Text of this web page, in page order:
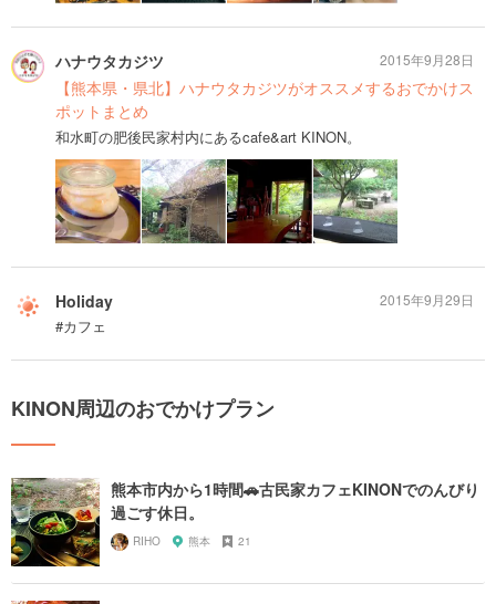
ハナウタカジツ
【熊本県・県北】ハナウタカジツがオススメするおでかけス
ポットまとめ
和水町の肥後民家村内にあるcafe&art KINON。
2015年9月28日
Holiday
#カフェ
2015年9月29日
KINON周辺のおでかけプラン
熊本市内から1時間🚗古民家カフェKINONでのんびり
過ごす休日。
RIHO 熊本 21